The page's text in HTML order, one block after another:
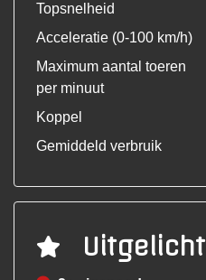
Topsnelheid
Acceleratie (0-100 km/h)
Maximum aantal toeren
per minuut
Koppel
Gemiddeld verbruik
Uitgelicht